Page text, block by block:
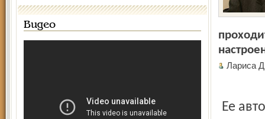
Видео
Лариса
Ее